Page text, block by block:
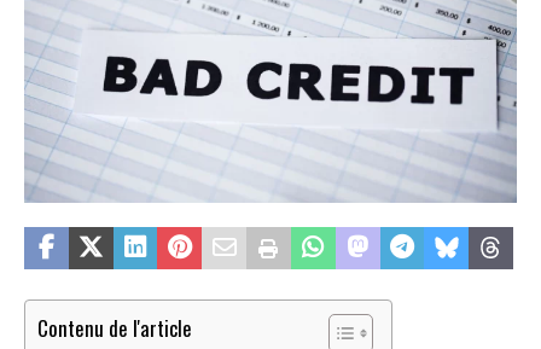
Contenu de l'article